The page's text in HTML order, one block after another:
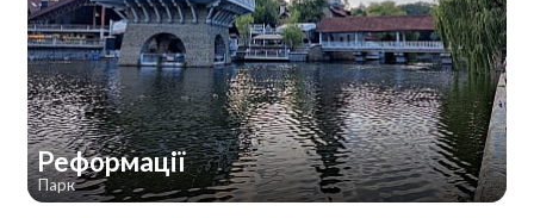
Реформації
Парк